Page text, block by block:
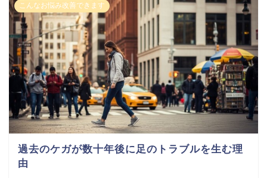
こんなお悩み改善できます
過去のケガが数十年後に足のトラブルを生む理
由